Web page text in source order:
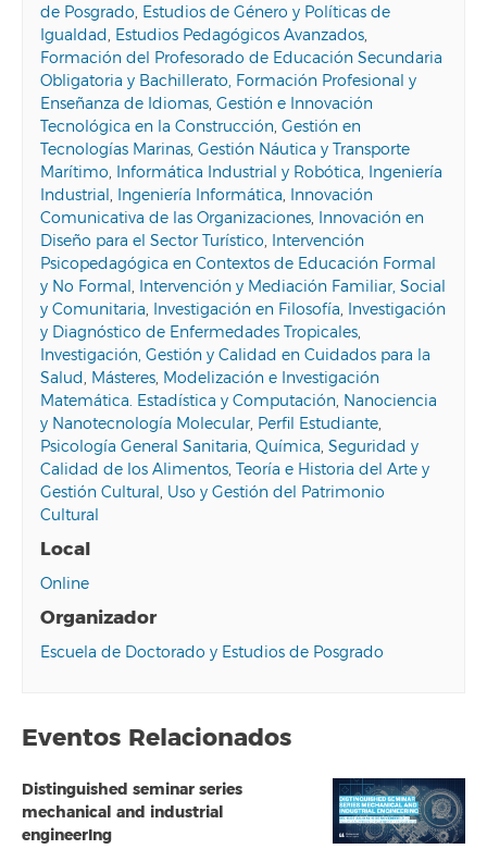
de Posgrado, Estudios de Género y Políticas de
Igualdad, Estudios Pedagógicos Avanzados,
Formación del Profesorado de Educación Secundaria
Obligatoria y Bachillerato, Formación Profesional y
Enseñanza de Idiomas,Gestión e Innovación
Tecnológica en la Construcción,Gestión en
Tecnologías Marinas,Gestión Náutica y Transporte
Marítimo, Informática Industrial y Robótica, Ingeniería
Industrial, Ingeniería Informática, Innovación
Comunicativa de las Organizaciones, Innovación en
Diseño para el Sector Turístico, Intervención
Psicopedagógica en Contextos de Educación Formal
y No Formal, Intervención y Mediación Familiar, Social
y Comunitaria, Investigación en Filosofía, Investigación
y Diagnóstico de Enfermedades Tropicales,
Investigación, Gestión y Calidad en Cuidados para la
Salud, Másteres, Modelización e Investigación
Matemática. Estadística y Computación, Nanociencia
y Nanotecnología Molecular, Perfil Estudiante,
Psicología General Sanitaria,Química,Seguridad y
Calidad de los Alimentos,Teoría e Historia del Arte y
Gestión Cultural, Uso y Gestión del Patrimonio
Cultural
Local
Online
Organizador
Escuela de Doctorado y Estudios de Posgrado
Eventos Relacionados
Distinguished seminar series
mechanical and industrial
engineerIng